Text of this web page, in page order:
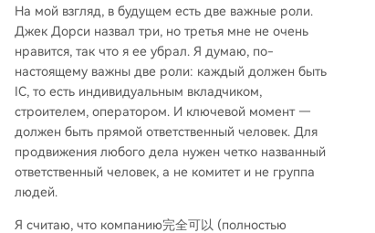
На мой взгляд, в будущем есть две важные роли.
Джек Дорси назвал три, но третья мне не очень
нравится, так что я ее убрал. Я думаю, по-
настоящему важны две роли: каждый должен быть
IC, то есть индивидуальным вкладчиком,
строителем, оператором. И ключевой момент —
должен быть прямой ответственный человек. Для
продвижения любого дела нужен четко названный
ответственный человек, а не комитет и не группа
людей.
Я считаю, что компанию完全可以 (полностью